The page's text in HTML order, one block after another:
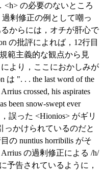
<h> の必要のないところ
剰修正の例として嘲っ
からには，オチが肝心で
の批評によれば，12行目
範主義的な観点から見
より，ここにおかしみが
は ". . . the last word of the
Arrius crossed, his aspirates
been snow-swept ever
誤った <Hionios> がギリ
っかけられているのだと
の nuntius horribilis がそ
の過剰修正による /h/
に予告されているように，